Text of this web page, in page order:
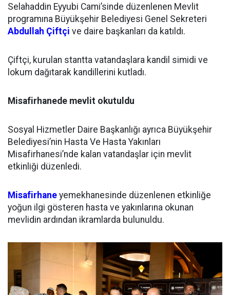
Selahaddin Eyyubi Cami’sinde düzenlenen Mevlit
programına Büyükşehir Belediyesi Genel Sekreteri
Abdullah Çiftçi ve daire başkanları da katıldı.
Çiftçi, kurulan stantta vatandaşlara kandil simidi ve
lokum dağıtarak kandillerini kutladı.
Misafirhanede mevlit okutuldu
Sosyal Hizmetler Daire Başkanlığı ayrıca Büyükşehir
Belediyesi’nin Hasta Ve Hasta Yakınları
Misafirhanesi’nde kalan vatandaşlar için mevlit
etkinliği düzenledi.
Misafirhane yemekhanesinde düzenlenen etkinliğe
yoğun ilgi gösteren hasta ve yakınlarına okunan
mevlidin ardından ikramlarda bulunuldu.